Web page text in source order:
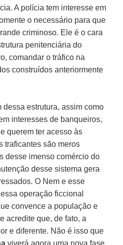
A polícia tem interesse em
o necessário para que
criminoso. Ele é o cara
penitenciária do
comandar o tráfico na
construídos anteriormente
dessa estrutura, assim como
interesses de banqueiros,
querem ter acesso às
traficantes são meros
desse imenso comércio do
desse sistema gera
O Nem e esse
operação ficcional
convence a população e
acredite que, de fato, a
e diferente. Não é isso que
viverá agora uma nova fase,